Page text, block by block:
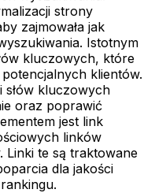
strony
zajmowała jak
Istotnym
kluczowych, które
klientów.
słów kluczowych
oraz poprawić
jest link
linków
Linki te są traktowane
dla jakości